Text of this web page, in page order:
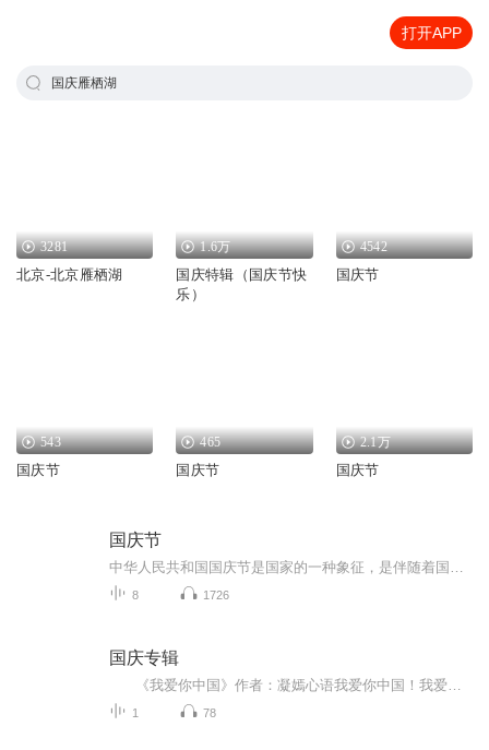
打开APP
国庆雁栖湖
3281
北京-北京雁栖湖
1.6万
国庆特辑（国庆节快
乐）
4542
国庆节
543
国庆节
465
国庆节
2.1万
国庆节
国庆节
8 1726
国庆专辑
1 78